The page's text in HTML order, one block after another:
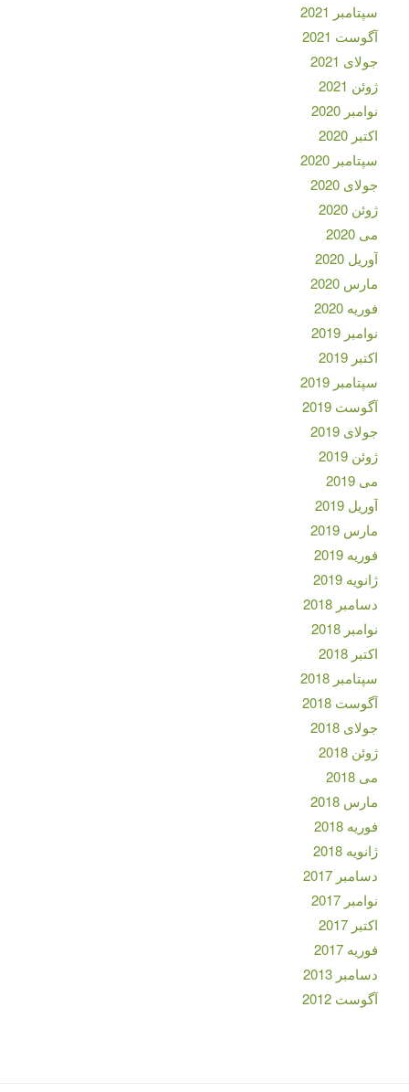
سپتامبر 2021
آگوست 2021
جولای 2021
ژوئن 2021
نوامبر 2020
اکتبر 2020
سپتامبر 2020
جولای 2020
ژوئن 2020
می 2020
آوریل 2020
مارس 2020
فوریه 2020
نوامبر 2019
اکتبر 2019
سپتامبر 2019
آگوست 2019
جولای 2019
ژوئن 2019
می 2019
آوریل 2019
مارس 2019
فوریه 2019
ژانویه 2019
دسامبر 2018
نوامبر 2018
اکتبر 2018
سپتامبر 2018
آگوست 2018
جولای 2018
ژوئن 2018
می 2018
مارس 2018
فوریه 2018
ژانویه 2018
دسامبر 2017
نوامبر 2017
اکتبر 2017
فوریه 2017
دسامبر 2013
آگوست 2012